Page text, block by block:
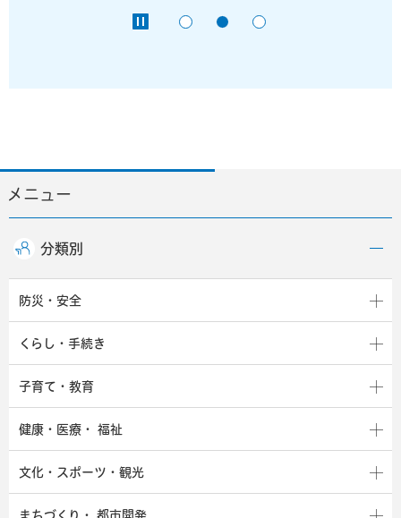
メニュー
分類別
防災・安全
くらし・手続き
子育て・教育
健康・医療・ 福祉
文化・スポーツ・観光